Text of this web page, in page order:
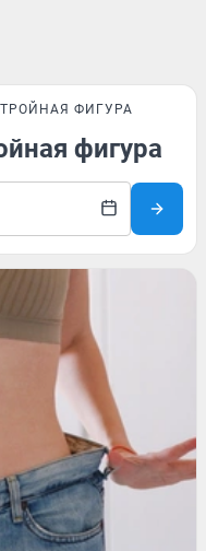
ФИГУРА
фигура